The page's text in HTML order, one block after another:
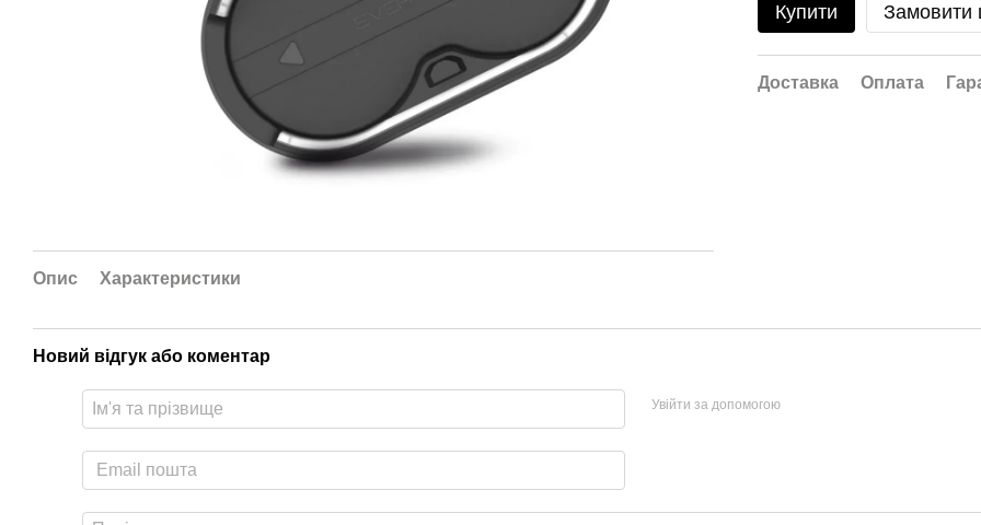
Опис Характеристики
Купити Замовити
Доставка Оплата
Новий відгук або коментар
Увійти за допомогою